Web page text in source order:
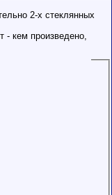
2-х стеклянных
- кем произведено,